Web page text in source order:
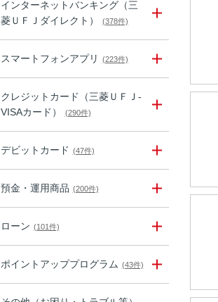
インターネットバンキング（三
菱ＵＦＪダイレクト）
(378件)
スマートフォンアプリ (223件)
クレジットカード（三菱ＵＦＪ-
VISAカード）
(290件)
デビットカード (47件)
預金・運用商品 (200件)
ローン (101件)
ポイントアッププログラム (43件)